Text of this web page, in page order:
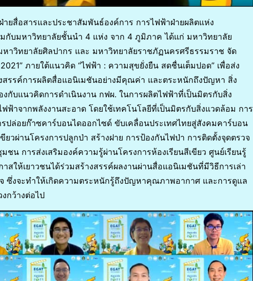
ยสื่อสารและประชาสัมพันธ์องค์การ การไฟฟ้าฝ่ายผลิตแห่ง
กับมหาวิทยาลัยชั้นนำ 4 แห่ง จาก 4 ภูมิภาค ได้แก่ มหาวิทยาลัย
าวิทยาลัยศิลปากร และ มหาวิทยาลัยราชภัฏนครศรีธรรมราช จัด
ภายใต้แนวคิด “ไฟฟ้า : ความสุขยั่งยืน สดชื่นเต็มปอด” เพื่อส่ง
สรรค์การผลิตสื่อแอนิเมชันอย่างมีคุณค่า และตระหนักถึงปัญหา สิ่ง
กับแนวคิดการดำเนินงาน กฟผ. ในการผลิตไฟฟ้าที่เป็นมิตรกับสิ่ง
ฟ้าจากพลังงานสะอาด โดยใช้เทคโนโลยีที่เป็นมิตรกับสิ่งแวดล้อม การ
ปล่อยก๊าซคาร์บอนไดออกไซด์ ขับเคลื่อนประเทศไทยสู่สังคมคาร์บอน
ยวผ่านโครงการปลูกป่า สร้างฝาย การป้องกันไฟป่า การติดตั้งจุดตรวจ
การส่งเสริมองค์ความรู้ผ่านโครงการห้องเรียนสีเขียว ศูนย์เรียนรู้
สให้เยาวชนได้ร่วมสร้างสรรค์ผลงานผ่านสื่อแอนิเมชันที่มีวิธีการเล่า
จ ซึ่งจะทำให้เกิดความตระหนักรู้ถึงปัญหาคุณภาพอากาศ และการดูแล
กว้างต่อไป